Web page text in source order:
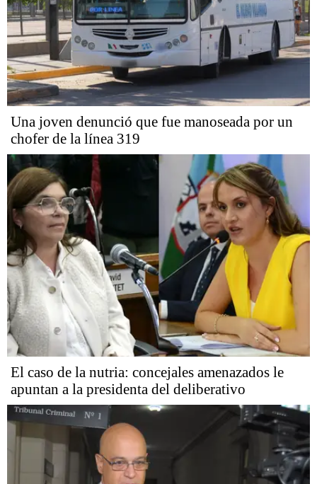
Una joven denunció que fue manoseada por un
chofer de la línea 319
El caso de la nutria: concejales amenazados le
apuntan a la presidenta del deliberativo